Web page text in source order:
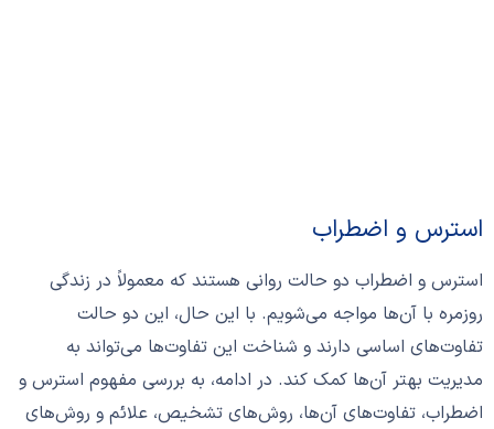
استرس و اضطراب
استرس و اضطراب دو حالت روانی هستند که معمولاً در زندگی
روزمره با آن‌ها مواجه می‌شویم. با این حال، این دو حالت
تفاوت‌های اساسی دارند و شناخت این تفاوت‌ها می‌تواند به
مدیریت بهتر آن‌ها کمک کند. در ادامه، به بررسی مفهوم استرس و
اضطراب، تفاوت‌های آن‌ها، روش‌های تشخیص، علائم و روش‌های